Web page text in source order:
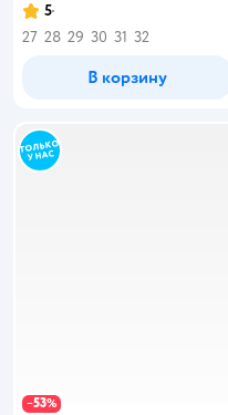
5
27 28 29 30 31 32
В корзину
−53%